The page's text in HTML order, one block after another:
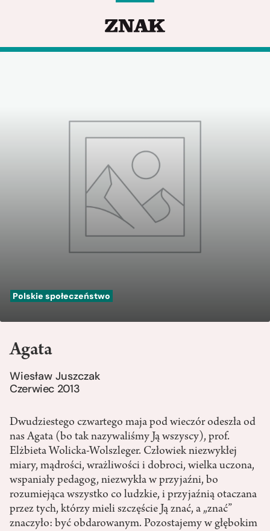
Polskie społeczeństwo
Agata
Wiesław Juszczak
Czerwiec 2013
Dwudziestego czwartego maja pod wieczór odeszła od
nas Agata (bo tak nazywaliśmy Ją wszyscy), prof.
Elżbieta Wolicka-Wolszleger. Człowiek niezwykłej
miary, mądrości, wrażliwości i dobroci, wielka uczona,
wspaniały pedagog, niezwykła w przyjaźni, bo
rozumiejąca wszystko co ludzkie, i przyjaźnią otaczana
przez tych, którzy mieli szczęście Ją znać, a „znać”
znaczyło: być obdarowanym. Pozostajemy w głębokim